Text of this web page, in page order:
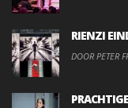
RIENZI
DOOR PETER